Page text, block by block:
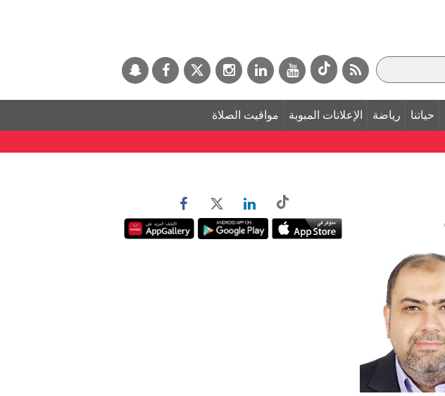
حياتنا رياضة الإعلانات المبوبة مواقيت الصلاة